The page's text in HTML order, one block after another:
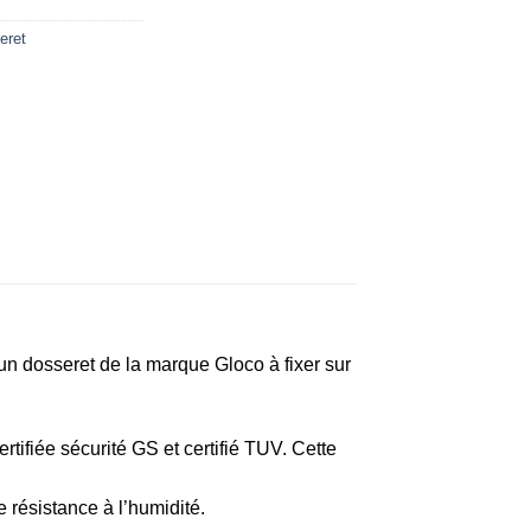
dosseret de la marque Gloco à fixer sur
sécurité GS et certifié TUV. Cette
résistance à l’humidité.